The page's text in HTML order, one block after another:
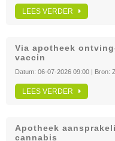
LEES VERDER
Via apotheek
vaccin
Datum: 06-07-2026 09:00 | Bron:
LEES VERDER
Apotheek
cannabis